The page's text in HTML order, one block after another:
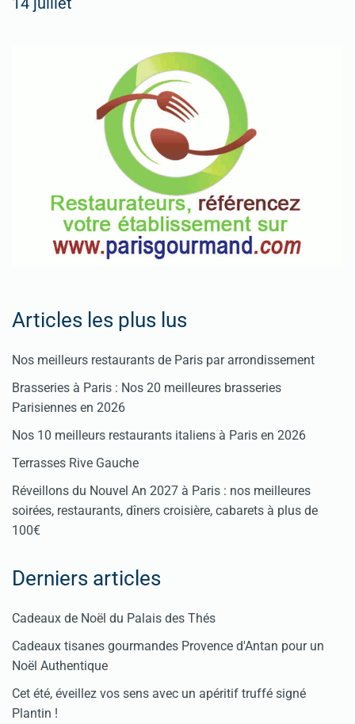
Articles les plus lus
Nos meilleurs restaurants de Paris par arrondissement
Brasseries à Paris : Nos 20 meilleures brasseries
Parisiennes en 2026
Nos 10 meilleurs restaurants italiens à Paris en 2026
Terrasses Rive Gauche
Réveillons du Nouvel An 2027 à Paris : nos meilleures
soirées, restaurants, dîners croisière, cabarets à plus de
100€
Derniers articles
Cadeaux de Noël du Palais des Thés
Cadeaux tisanes gourmandes Provence d'Antan pour un
Noël Authentique
Cet été, éveillez vos sens avec un apéritif truffé signé
Plantin !